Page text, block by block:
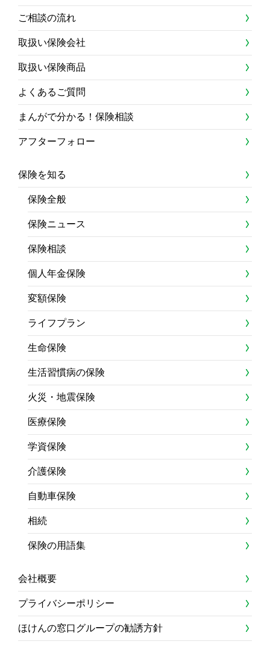
ご相談の流れ
取扱い保険会社
取扱い保険商品
よくあるご質問
まんがで分かる！保険相談
アフターフォロー
保険を知る
保険全般
保険ニュース
保険相談
個人年金保険
変額保険
ライフプラン
生命保険
生活習慣病の保険
火災・地震保険
医療保険
学資保険
介護保険
自動車保険
相続
保険の用語集
会社概要
プライバシーポリシー
ほけんの窓口グループの勧誘方針